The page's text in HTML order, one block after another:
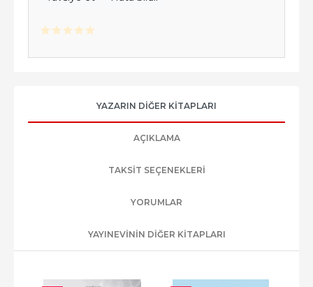
YAZARIN DIĞER KITAPLARI
AÇIKLAMA
TAKSIT SEÇENEKLERI
YORUMLAR
YAYINEVININ DIĞER KITAPLARI